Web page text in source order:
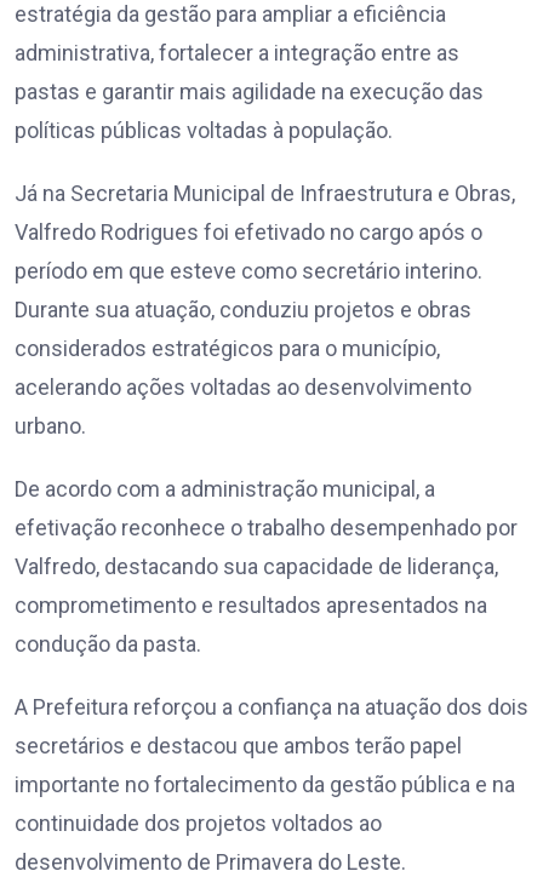
estratégia da gestão para ampliar a eficiência
administrativa, fortalecer a integração entre as
pastas e garantir mais agilidade na execução das
políticas públicas voltadas à população.
Já na Secretaria Municipal de Infraestrutura e Obras,
Valfredo Rodrigues foi efetivado no cargo após o
período em que esteve como secretário interino.
Durante sua atuação, conduziu projetos e obras
considerados estratégicos para o município,
acelerando ações voltadas ao desenvolvimento
urbano.
De acordo com a administração municipal, a
efetivação reconhece o trabalho desempenhado por
Valfredo, destacando sua capacidade de liderança,
comprometimento e resultados apresentados na
condução da pasta.
A Prefeitura reforçou a confiança na atuação dos dois
secretários e destacou que ambos terão papel
importante no fortalecimento da gestão pública e na
continuidade dos projetos voltados ao
desenvolvimento de Primavera do Leste.